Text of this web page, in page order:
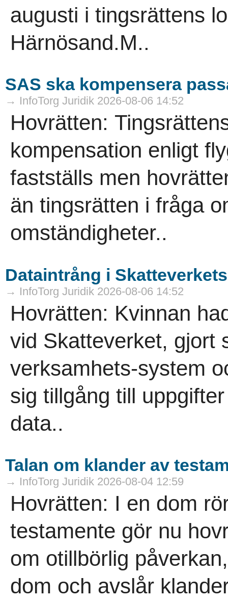
augusti i tingsrättens
Härnösand.M..
SAS ska kompensera
→ InfoTorg Juridik 2026-08-06 14:52
Hovrätten:
kompensation enligt
fastställs men
än tingsrätten i fråga
omständigheter..
Dataintrång i
→ InfoTorg Juridik 2026-08-06 14:52
Hovrätten: Kvinnan
vid Skatteverket, gjort
verksamhets-system
sig tillgång till
data..
Talan om klander av
→ InfoTorg Juridik 2026-08-04 12:59
Hovrätten: I en dom
testamente gör nu
om otillbörlig
dom och avslår